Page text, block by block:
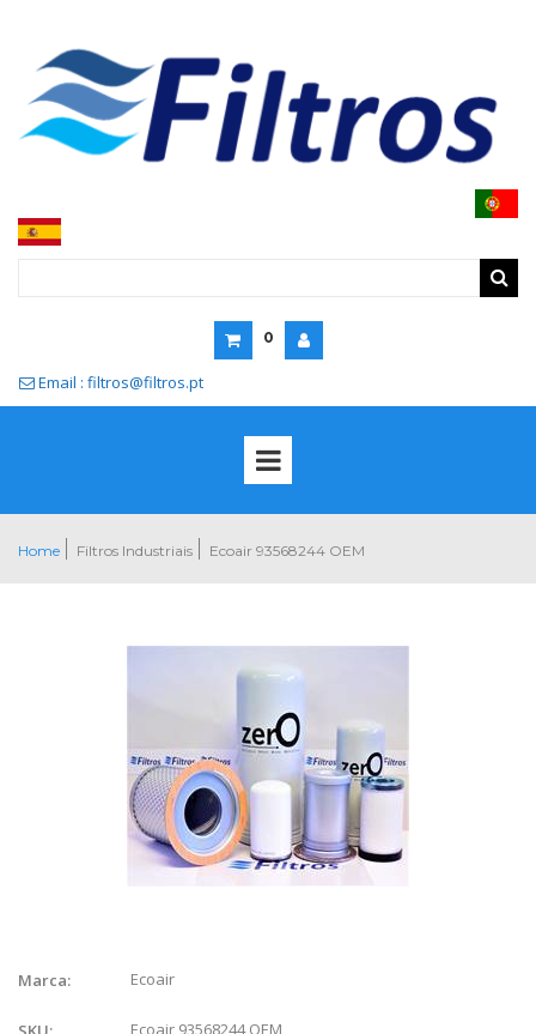
0
 Email : filtros@filtros.pt
Home Filtros Industriais Ecoair 93568244 OEM
Marca: Ecoair
Ecoair 93568244 OEM